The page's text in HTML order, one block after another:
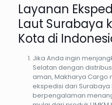
Layanan
Laut Surabaya
Kota di
Jika Anda ingin
Selatan dengan
aman, Makharya Cargo
ekspedisi dari
berpengalaman